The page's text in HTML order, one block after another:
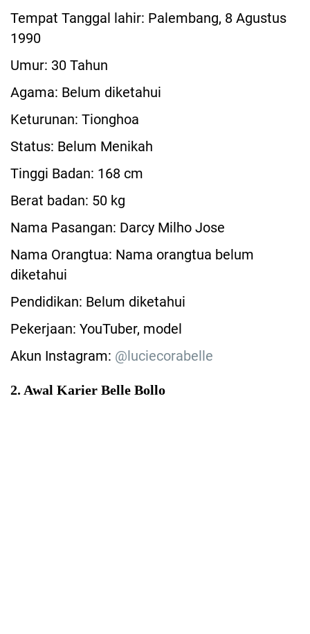
Tempat Tanggal lahir: Palembang, 8 Agustus
1990
Umur: 30 Tahun
Agama: Belum diketahui
Keturunan: Tionghoa
Status: Belum Menikah
Tinggi Badan: 168 cm
Berat badan: 50 kg
Nama Pasangan: Darcy Milho Jose
Nama Orangtua: Nama orangtua belum
diketahui
Pendidikan: Belum diketahui
Pekerjaan: YouTuber, model
Akun Instagram: @luciecorabelle
2. Awal Karier Belle Bollo